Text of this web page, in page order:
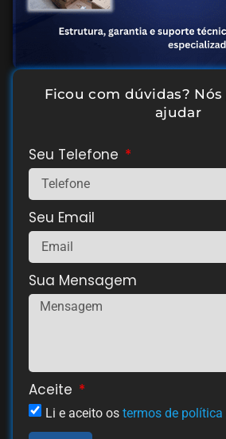
Ficou com dúvidas?
ajudar
Seu Telefone
Seu Email
Sua Mensagem
Aceite
Li e aceito os termos de